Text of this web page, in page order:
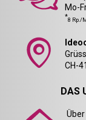
Mo-
*8 Rp./
CH-
DAS